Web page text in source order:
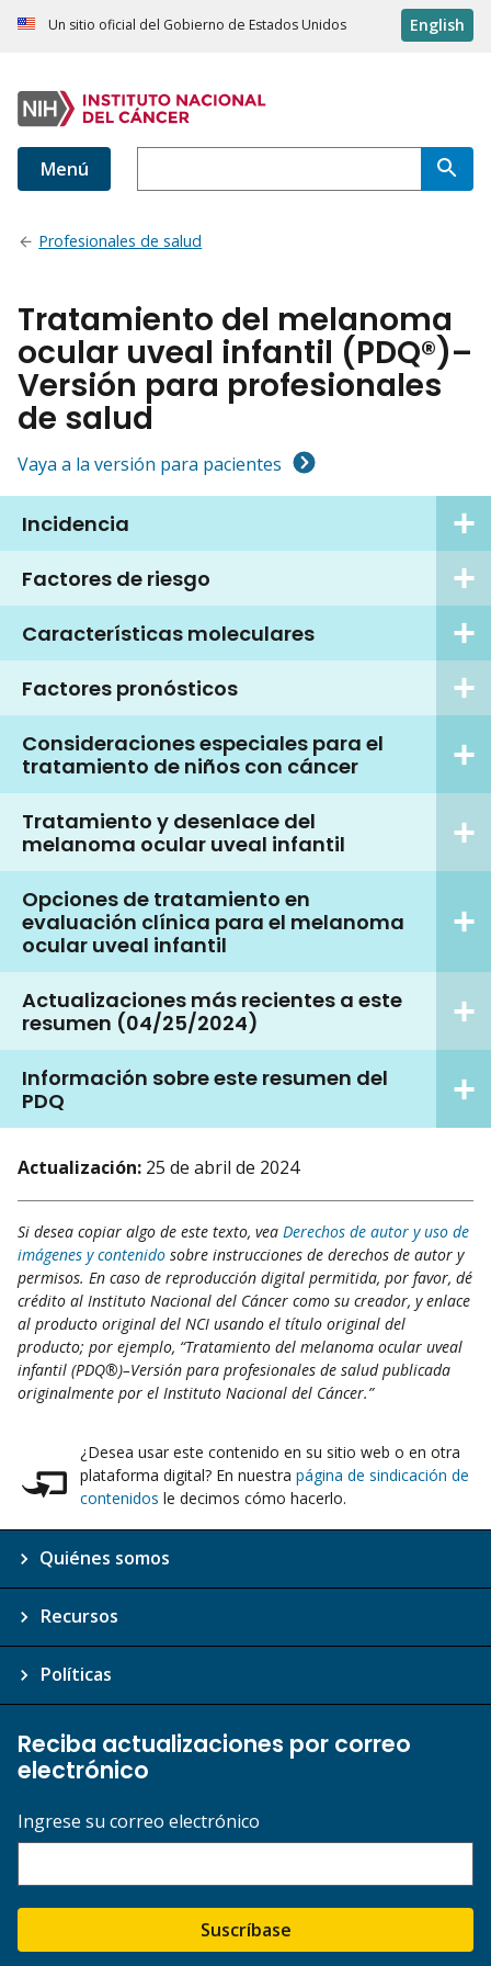
Un sitio oficial del Gobierno de Estados Unidos English
Menú
Profesionales de salud
Tratamiento del melanoma
ocular uveal infantil (PDQ®)–
Versión para profesionales
de salud
Vaya a la versión para pacientes
Incidencia
Factores de riesgo
Características moleculares
Factores pronósticos
Consideraciones especiales para el
tratamiento de niños con cáncer
Tratamiento y desenlace del
melanoma ocular uveal infantil
Opciones de tratamiento en
evaluación clínica para el melanoma
ocular uveal infantil
Actualizaciones más recientes a este
resumen (04/25/2024)
Información sobre este resumen del
PDQ
Actualización: 25 de abril de 2024
Si desea copiar algo de este texto, vea Derechos de autor y uso de
imágenes y contenido sobre instrucciones de derechos de autor y
permisos. En caso de reproducción digital permitida, por favor, dé
crédito al Instituto Nacional del Cáncer como su creador, y enlace
al producto original del NCI usando el título original del
producto; por ejemplo, “Tratamiento del melanoma ocular uveal
infantil (PDQ®)–Versión para profesionales de salud publicada
originalmente por el Instituto Nacional del Cáncer.”
¿Desea usar este contenido en su sitio web o en otra
plataforma digital? En nuestra página de sindicación de
contenidos le decimos cómo hacerlo.
Quiénes somos
Recursos
Políticas
Reciba actualizaciones por correo
electrónico
Ingrese su correo electrónico
Suscríbase